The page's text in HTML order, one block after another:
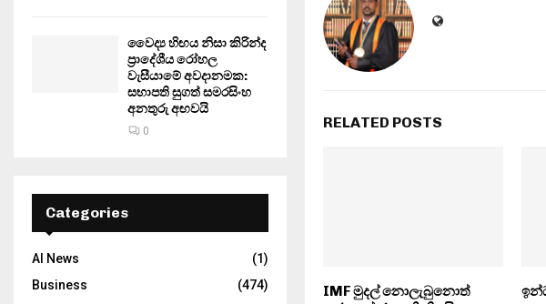
RELATED POSTS
IMF මුදල් නොලැබුනොත්
වෛද්‍ය හිඟය නිසා කිරින්ද
ප්‍රාදේශීය රෝහල
වැසීයාමේ අවදානමක:
සභාපති සුගත් සමරසිංහ
අනතුරු අඟවයි
0
Categories
AI News
(1)
Business
(474)